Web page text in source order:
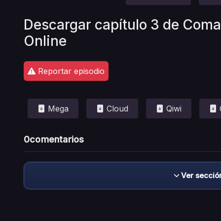
Descargar capítulo 3 de
Online
Reportar episodio
Mega Cloud Qiwi
0comentarios
Ver